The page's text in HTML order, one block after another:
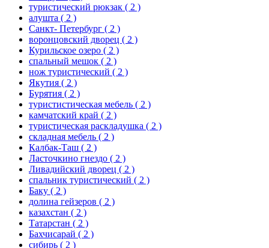
туристический рюкзак ( 2 )
алушта ( 2 )
Санкт- Петербург ( 2 )
воронцовский дворец ( 2 )
Курильское озеро ( 2 )
спальный мешок ( 2 )
нож туристический ( 2 )
Якутия ( 2 )
Бурятия ( 2 )
туристистическая мебель ( 2 )
камчатский край ( 2 )
туристическая раскладушка ( 2 )
складная мебель ( 2 )
Калбак-Таш ( 2 )
Ласточкино гнездо ( 2 )
Ливадийский дворец ( 2 )
спальник туристический ( 2 )
Баку ( 2 )
долина гейзеров ( 2 )
казахстан ( 2 )
Татарстан ( 2 )
Бахчисарай ( 2 )
сибирь ( 2 )